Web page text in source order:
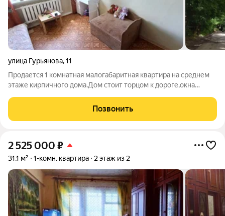
улица Гурьянова,11
Продается 1 комнатная малогабаритная квартира на среднем
этаже кирпичного дома.Дом стоит торцом к дороге,окна
вариант для жилья и под сдачу.Квартира светлая и теплая,не
угловая.Состояние квартиры
Позвонить
2 525 000 ₽
31,1 м² 1-комн. квартира 2 этаж из 2